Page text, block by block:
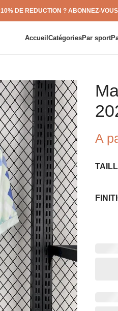
10% DE REDUCTION ? ABONNEZ-
AccueilCatégoriesPar sport
A